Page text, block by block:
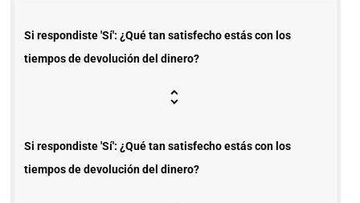
Si respondiste 'Sí': ¿Qué tan satisfecho estás con los
tiempos de devolución del dinero?
Si respondiste 'Sí': ¿Qué tan satisfecho estás con los
tiempos de devolución del dinero?